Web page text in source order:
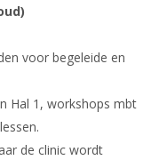
voor begeleide en
Hal 1, workshops mbt
de clinic wordt